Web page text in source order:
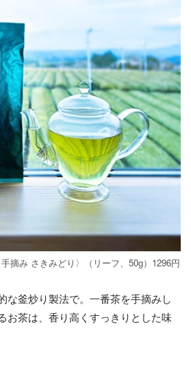
摘み さきみどり〉（リーフ、50g）1296円
な釜炒り製法で。一番茶を手摘みし
お茶は、香り高くすっきりとした味